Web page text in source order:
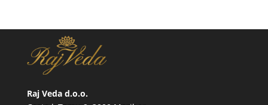
Raj Veda d.o.o.